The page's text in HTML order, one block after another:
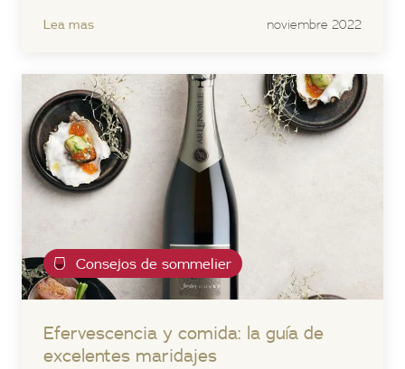
Lea mas noviembre 2022
Consejos de sommelier
Efervescencia y comida: la guía de
excelentes maridajes